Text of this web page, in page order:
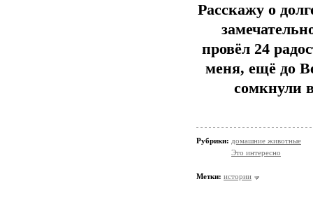
Расскажу о
провёл 24
меня, ещё до
сомкнули
Рубрики: домашние животные
Это интересно
Метки: истории